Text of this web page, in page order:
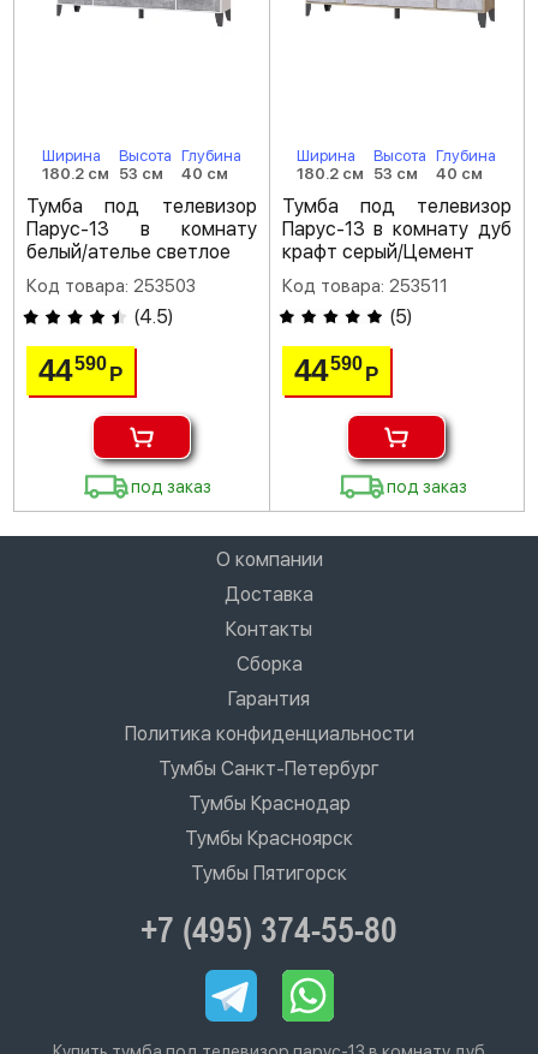
Ширина
180.2 см
Высота
53 см
Глубина
40 см
Тумба под телевизор
Парус-13 в комнату
белый/ателье светлое
Код товара: 253503
(4.5)
44590Р
под заказ
Ширина
180.2 см
Высота
53 см
Глубина
40 см
Тумба под телевизор
Парус-13 в комнату дуб
крафт серый/Цемент
Код товара: 253511
(5)
44590 Р
под заказ
О компании
Доставка
Контакты
Сборка
Гарантия
Политика конфиденциальности
Тумбы Санкт-Петербург
Тумбы Краснодар
Тумбы Красноярск
Тумбы Пятигорск
+7 (495) 374-55-80